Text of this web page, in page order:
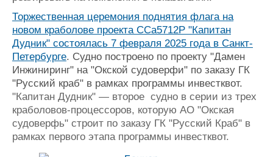
Торжественная церемония поднятия флага на
новом краболове проекта ССа5712P "Капитан
Дудник" состоялась 7 февраля 2025 года в Санкт-
Петербурге. Судно построено по проекту "Дамен
Инжиниринг" на "Окской судоверфи" по заказу ГК
"Русский краб" в рамках программы инвестквот.
"Капитан Дудник" — второе судно в серии из трех
краболовов-процессоров, которую АО "Окская
судоверфь" строит по заказу ГК "Русский Краб" в
рамках первого этапа программы инвестквот.